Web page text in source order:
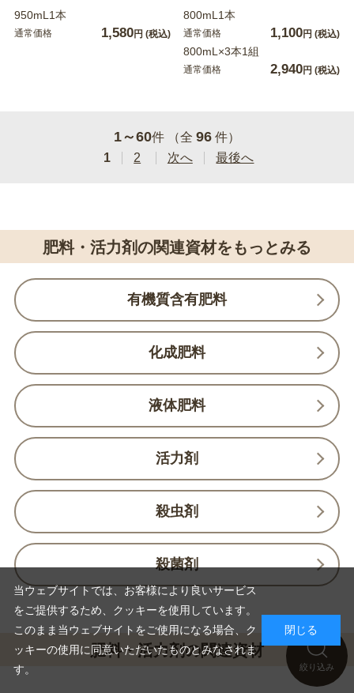
950mL1本
通常価格 1,580円 (税込)
800mL1本
通常価格 1,100円 (税込)
800mL×3本1組
通常価格 2,940円 (税込)
1～60件 （全 96 件）
1
2 次へ 最後へ
肥料・活力剤の関連資材をもっとみる
有機質含有肥料
化成肥料
液体肥料
活力剤
殺虫剤
殺菌剤
肥料・活力剤の関連資材
絞り込み
当ウェブサイトでは、お客様により良いサービス
をご提供するため、クッキーを使用しています。
このまま当ウェブサイトをご使用になる場合、ク
ッキーの使用に同意いただいたものとみなされま
す。
閉じる